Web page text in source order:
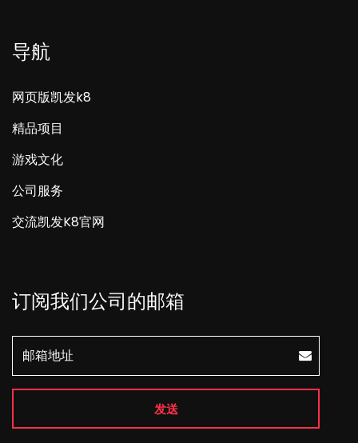
导航
网页版凯发k8
精品项目
游戏文化
公司服务
交流凯发K8官网
订阅我们公司的邮箱
发送